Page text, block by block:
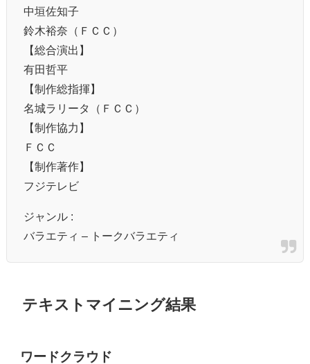
中垣佐知子
鈴木裕奈（ＦＣＣ）
【総合演出】
有田哲平
【制作総指揮】
名城ラリータ（ＦＣＣ）
【制作協力】
ＦＣＣ
【制作著作】
フジテレビ
ジャンル :
バラエティ – トークバラエティ
テキストマイニング結果
ワードクラウド